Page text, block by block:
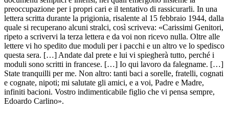
preoccupazione per i propri cari e il tentativo di rassicurarli. In una
lettera scritta durante la prigionia, risalente al 15 febbraio 1944, dalla
quale si recuperano alcuni stralci, così scriveva: «Carissimi Genitori,
ripeto a scrivervi la terza lettera e da voi non ricevo nulla. Oltre alle
lettere vi ho spedito due moduli per i pacchi e un altro ve lo spedisco
questa sera. […] Andate dal prete e lui vi spiegherà tutto, perché i
moduli sono scritti in francese. […] Io qui lavoro da falegname. […]
State tranquilli per me. Non altro: tanti baci a sorelle, fratelli, cognati
e cognate, nipoti; mi salutate gli amici, e a voi, Padre e Madre,
infiniti bacioni. Vostro indimenticabile figlio che vi pensa sempre,
Edoardo Carlino».